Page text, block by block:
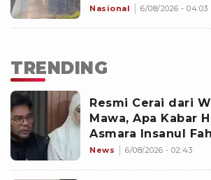
Nasional 6/08/2026 - 04:03
TRENDING
Resmi Cerai dari
Mawa, Apa Kabar
Asmara Insanul
Inara Rusli?
News 6/08/2026 - 02:43